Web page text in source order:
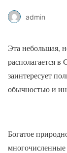
admin
Эта небольшая,
располагается
заинтересует
обычностью и
Богатое